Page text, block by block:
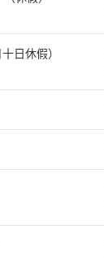
日休假）